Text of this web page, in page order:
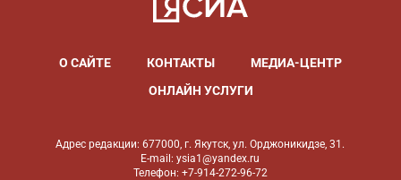
О САЙТЕ КОНТАКТЫ
МЕДИА-ЦЕНТР
ОНЛАЙН УСЛУГИ
Адрес редакции: 677000, г. Якутск, ул. Орджоникидзе, 31.
E-mail: ysia1@yandex.ru
Телефон: +7-914-272-96-72